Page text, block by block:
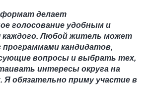
делает
голосование удобным и
Любой житель может
программами кандидатов,
вопросы и выбрать тех,
интересы округа на
Я обязательно приму участие в